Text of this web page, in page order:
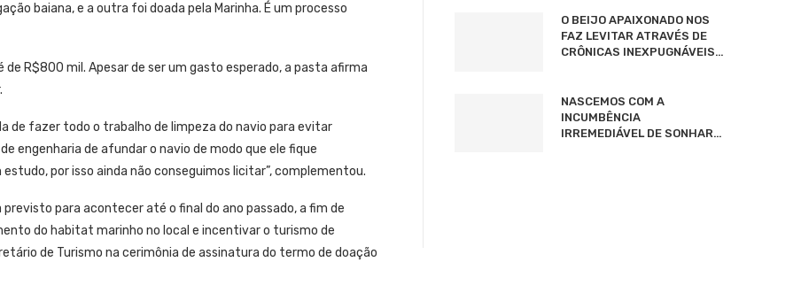
baiana, e a outra foi doada pela Marinha. É um processo
R$800 mil. Apesar de ser um gasto esperado, a pasta afirma
de fazer todo o trabalho de limpeza do navio para evitar
engenharia de afundar o navio de modo que ele fique
por isso ainda não conseguimos licitar”, complementou.
para acontecer até o final do ano passado, a fim de
do habitat marinho no local e incentivar o turismo de
de Turismo na cerimônia de assinatura do termo de doação
O BEIJO APAIXONADO NOS
FAZ LEVITAR ATRAVÉS DE
CRÔNICAS INEXPUGNÁVEIS…
NASCEMOS COM A
INCUMBÊNCIA
IRREMEDIÁVEL DE SONHAR…